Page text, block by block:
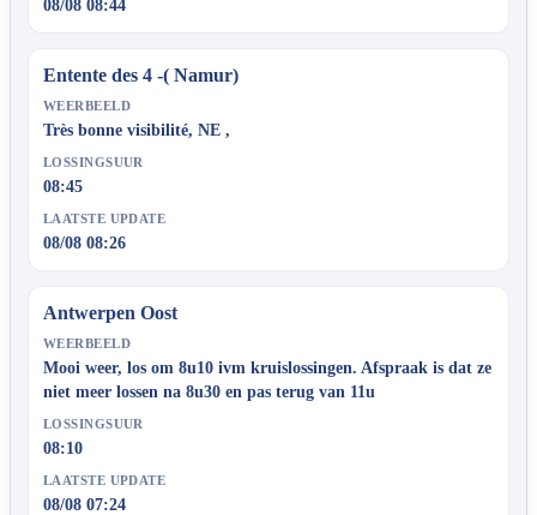
08/08 08:44
Entente des 4 -( Namur)
WEERBEELD
Très bonne visibilité, NE ,
LOSSINGSUUR
08:45
LAATSTE UPDATE
08/08 08:26
Antwerpen Oost
WEERBEELD
Mooi weer, los om 8u10 ivm kruislossingen. Afspraak is dat ze
niet meer lossen na 8u30 en pas terug van 11u
LOSSINGSUUR
08:10
LAATSTE UPDATE
08/08 07:24